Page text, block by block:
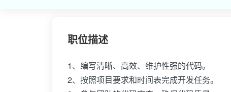
职位描述
1、编写清晰、高效、维护性强的代码。
2、按照项目要求和时间表完成开发任务。